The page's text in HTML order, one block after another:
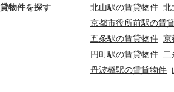
物件を探す 北山駅の賃貸物件 北
京都市役所前駅の賃
五条駅の賃貸物件 京
円町駅の賃貸物件
丹波橋駅の賃貸物件